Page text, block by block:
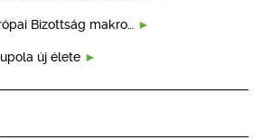
Bizottság makro…
új élete